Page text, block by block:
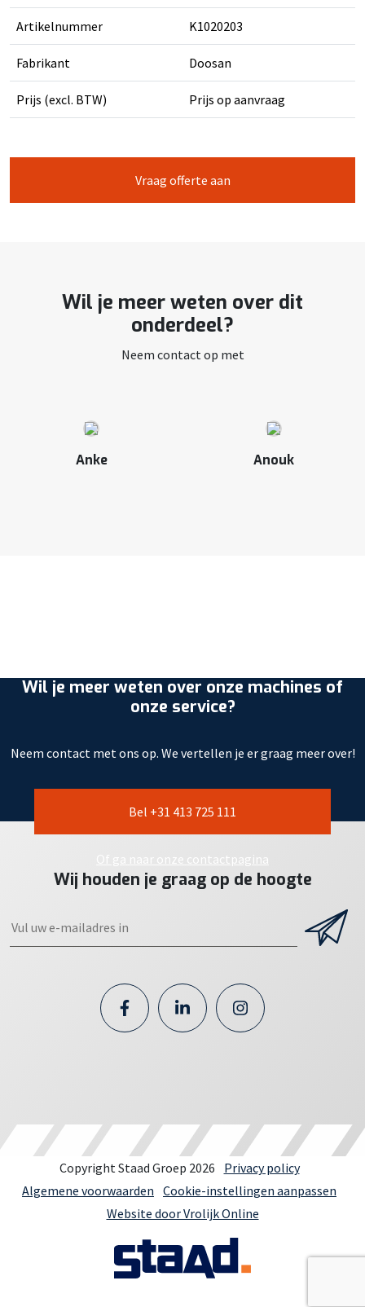
Artikelnummer K1020203
Fabrikant Doosan
Prijs (excl. BTW) Prijs op aanvraag
Vraag offerte aan
Wil je meer weten over dit
onderdeel?
Neem contact op met
Anke Anouk
Wil je meer weten over onze machines of
onze service?
Neem contact met ons op. We vertellen je er graag meer over!
Bel +31 413 725 111
Of ga naar onze contactpagina
Wij houden je graag op de hoogte
Copyright Staad Groep 2026
Privacy policy
Algemene voorwaarden Cookie-instellingen aanpassen
Website door Vrolijk Online